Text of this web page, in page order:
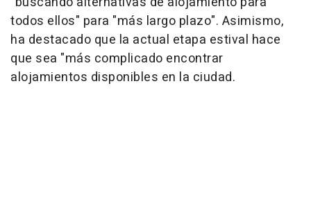
todos ellos" para "más largo plazo". Asimismo,
ha destacado que la actual etapa estival hace
que sea "más complicado encontrar
alojamientos disponibles en la ciudad.